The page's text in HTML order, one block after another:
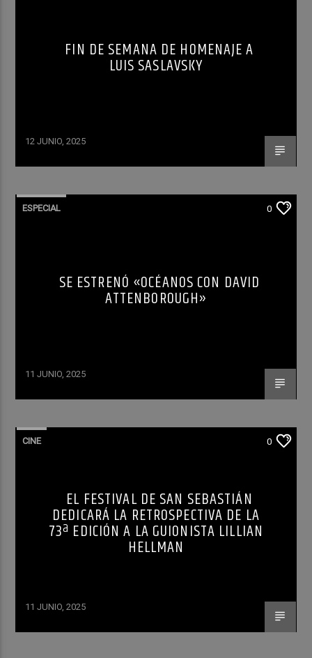
FIN DE SEMANA DE HOMENAJE A
LUIS SASLAVSKY
12 JUNIO, 2025
ESPECIAL 0
SE ESTRENÓ «OCÉANOS CON DAVID
ATTENBOROUGH»
11 JUNIO, 2025
CINE 0
EL FESTIVAL DE SAN SEBASTIÁN
DEDICARÁ LA RETROSPECTIVA DE LA
73ª EDICIÓN A LA GUIONISTA LILLIAN
HELLMAN
11 JUNIO, 2025